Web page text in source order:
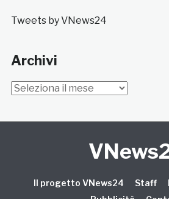
Tweets by VNews24
Archivi
Archivi
Il progetto VNews24 Staff